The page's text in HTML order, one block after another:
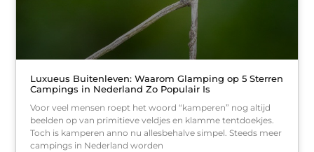
Luxueus Buitenleven: Waarom Glamping op 5 Sterren
Campings in Nederland Zo Populair Is
Voor veel mensen roept het woord “kamperen” nog altijd
beelden op van primitieve veldjes en klamme tentdoekjes.
Toch is kamperen anno nu allesbehalve simpel. Steeds meer
campings in Nederland worden